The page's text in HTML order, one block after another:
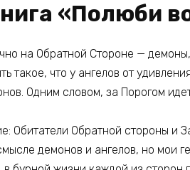
«Полюби
на Обратной Стороне —
такое, что у ангелов от
Одним словом, за Порогом
Обитатели Обратной стороны и
демонов и ангелов, но мои